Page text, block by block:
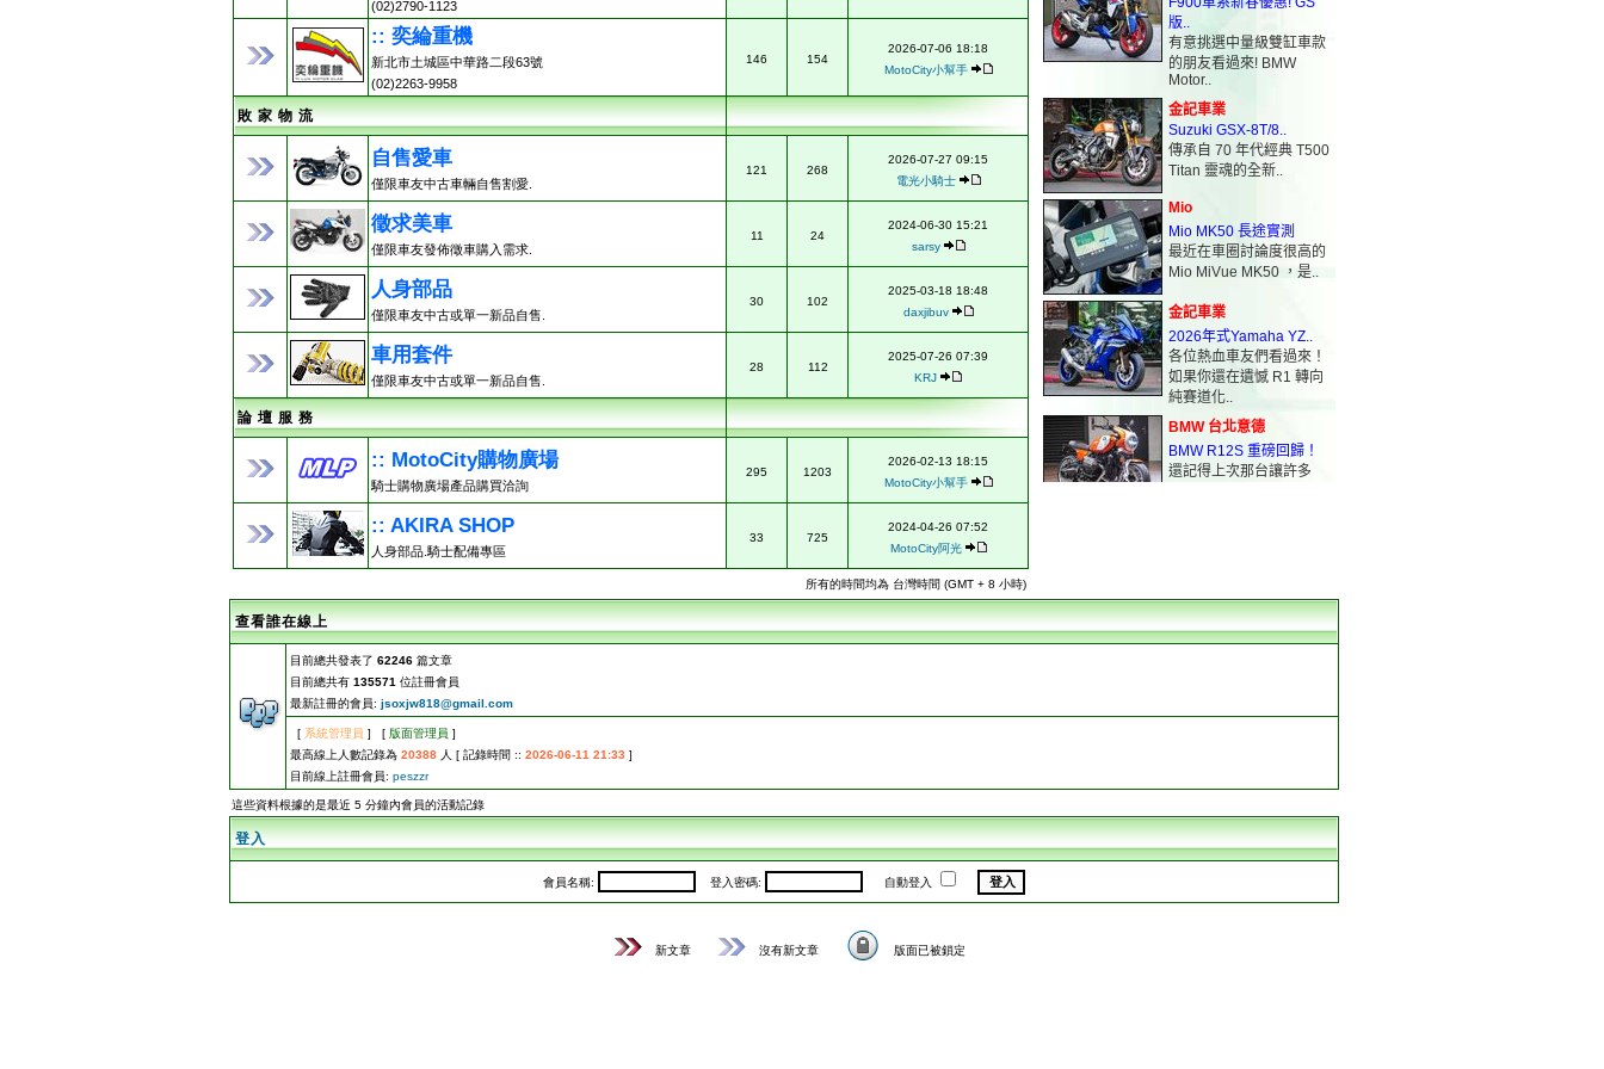
(02)2790-1123
:: 奕綸重機
新北市土城區中華路二段63號
(02)2263-9958
146 154
2026-07-06 18:18
MotoCity小幫手
敗 家 物 流
自售愛車
僅限車友中古車輛自售割愛.
121 268
2026-07-27 09:15
電光小騎士
徵求美車
僅限車友發佈徵車購入需求.
11 24
2024-06-30 15:21
sarsy
人身部品
僅限車友中古或單一新品自售.
30 102
2025-03-18 18:48
daxjibuv
車用套件
僅限車友中古或單一新品自售.
28 112
2025-07-26 07:39
KRJ
論 壇 服 務
:: MotoCity購物廣場
騎士購物廣場產品購買洽詢
295 1203
2026-02-13 18:15
MotoCity小幫手
:: AKIRA SHOP
人身部品.騎士配備專區
33 725
2024-04-26 07:52
MotoCity阿光
所有的時間均為 台灣時間 (GMT + 8 小時)
查看誰在線上
目前總共發表了 62246 篇文章
目前總共有 135571 位註冊會員
最新註冊的會員: jsoxjw818@gmail.com
[ 系統管理員 ] [ 版面管理員 ]
最高線上人數記錄為 20388 人 [ 記錄時間 :: 2026-06-11 21:33 ]
目前線上註冊會員: peszzr
這些資料根據的是最近 5 分鐘內會員的活動記錄
登入
會員名稱: 登入密碼: 自動登入
新文章 沒有新文章 版面已被鎖定